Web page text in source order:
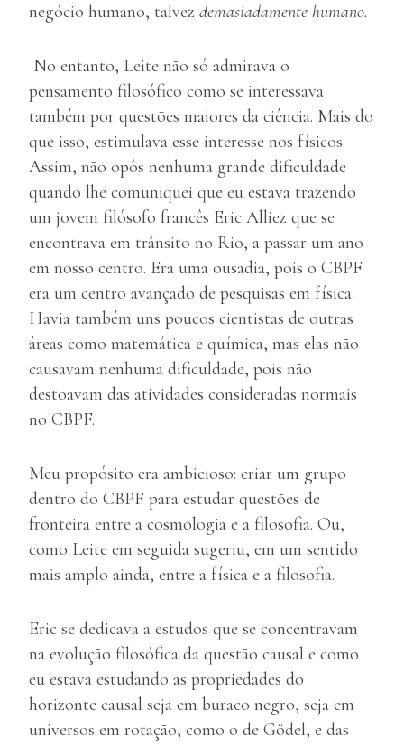
negócio humano, talvez demasiadamente humano.
No entanto, Leite não só admirava o
pensamento filosófico como se interessava
também por questões maiores da ciência. Mais do
que isso, estimulava esse interesse nos físicos.
Assim, não opôs nenhuma grande dificuldade
quando lhe comuniquei que eu estava trazendo
um jovem filósofo francês Eric Alliez que se
encontrava em trânsito no Rio, a passar um ano
em nosso centro. Era uma ousadia, pois o CBPF
era um centro avançado de pesquisas em física.
Havia também uns poucos cientistas de outras
áreas como matemática e química, mas elas não
causavam nenhuma dificuldade, pois não
destoavam das atividades consideradas normais
no CBPF.
Meu propósito era ambicioso: criar um grupo
dentro do CBPF para estudar questões de
fronteira entre a cosmologia e a filosofia. Ou,
como Leite em seguida sugeriu, em um sentido
mais amplo ainda, entre a física e a filosofia.
Eric se dedicava a estudos que se concentravam
na evolução filosófica da questão causal e como
eu estava estudando as propriedades do
horizonte causal seja em buraco negro, seja em
universos em rotação, como o de Gödel, e das